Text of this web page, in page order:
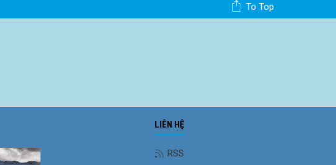
To Top
LIÊN HỆ
RSS